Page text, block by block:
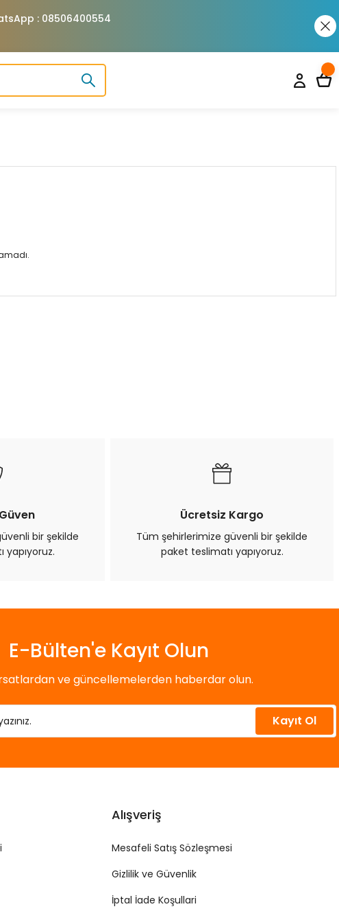
: 08506400554
bir şekilde
yapıyoruz.
Ücretsiz Kargo
Tüm şehirlerimize güvenli bir şekilde
paket teslimatı yapıyoruz.
E-Bülten'e Kayıt Olun
ve güncellemelerden haberdar olun.
Kayıt Ol
Alışveriş
Mesafeli Satış Sözleşmesi
Gizlilik ve Güvenlik
İptal İade Koşullari